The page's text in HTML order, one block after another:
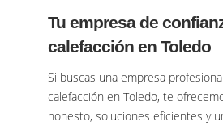
Tu empresa de
calefacción en Toledo
Si buscas una empresa
calefacción en Toledo, te
honesto, soluciones eficientes y